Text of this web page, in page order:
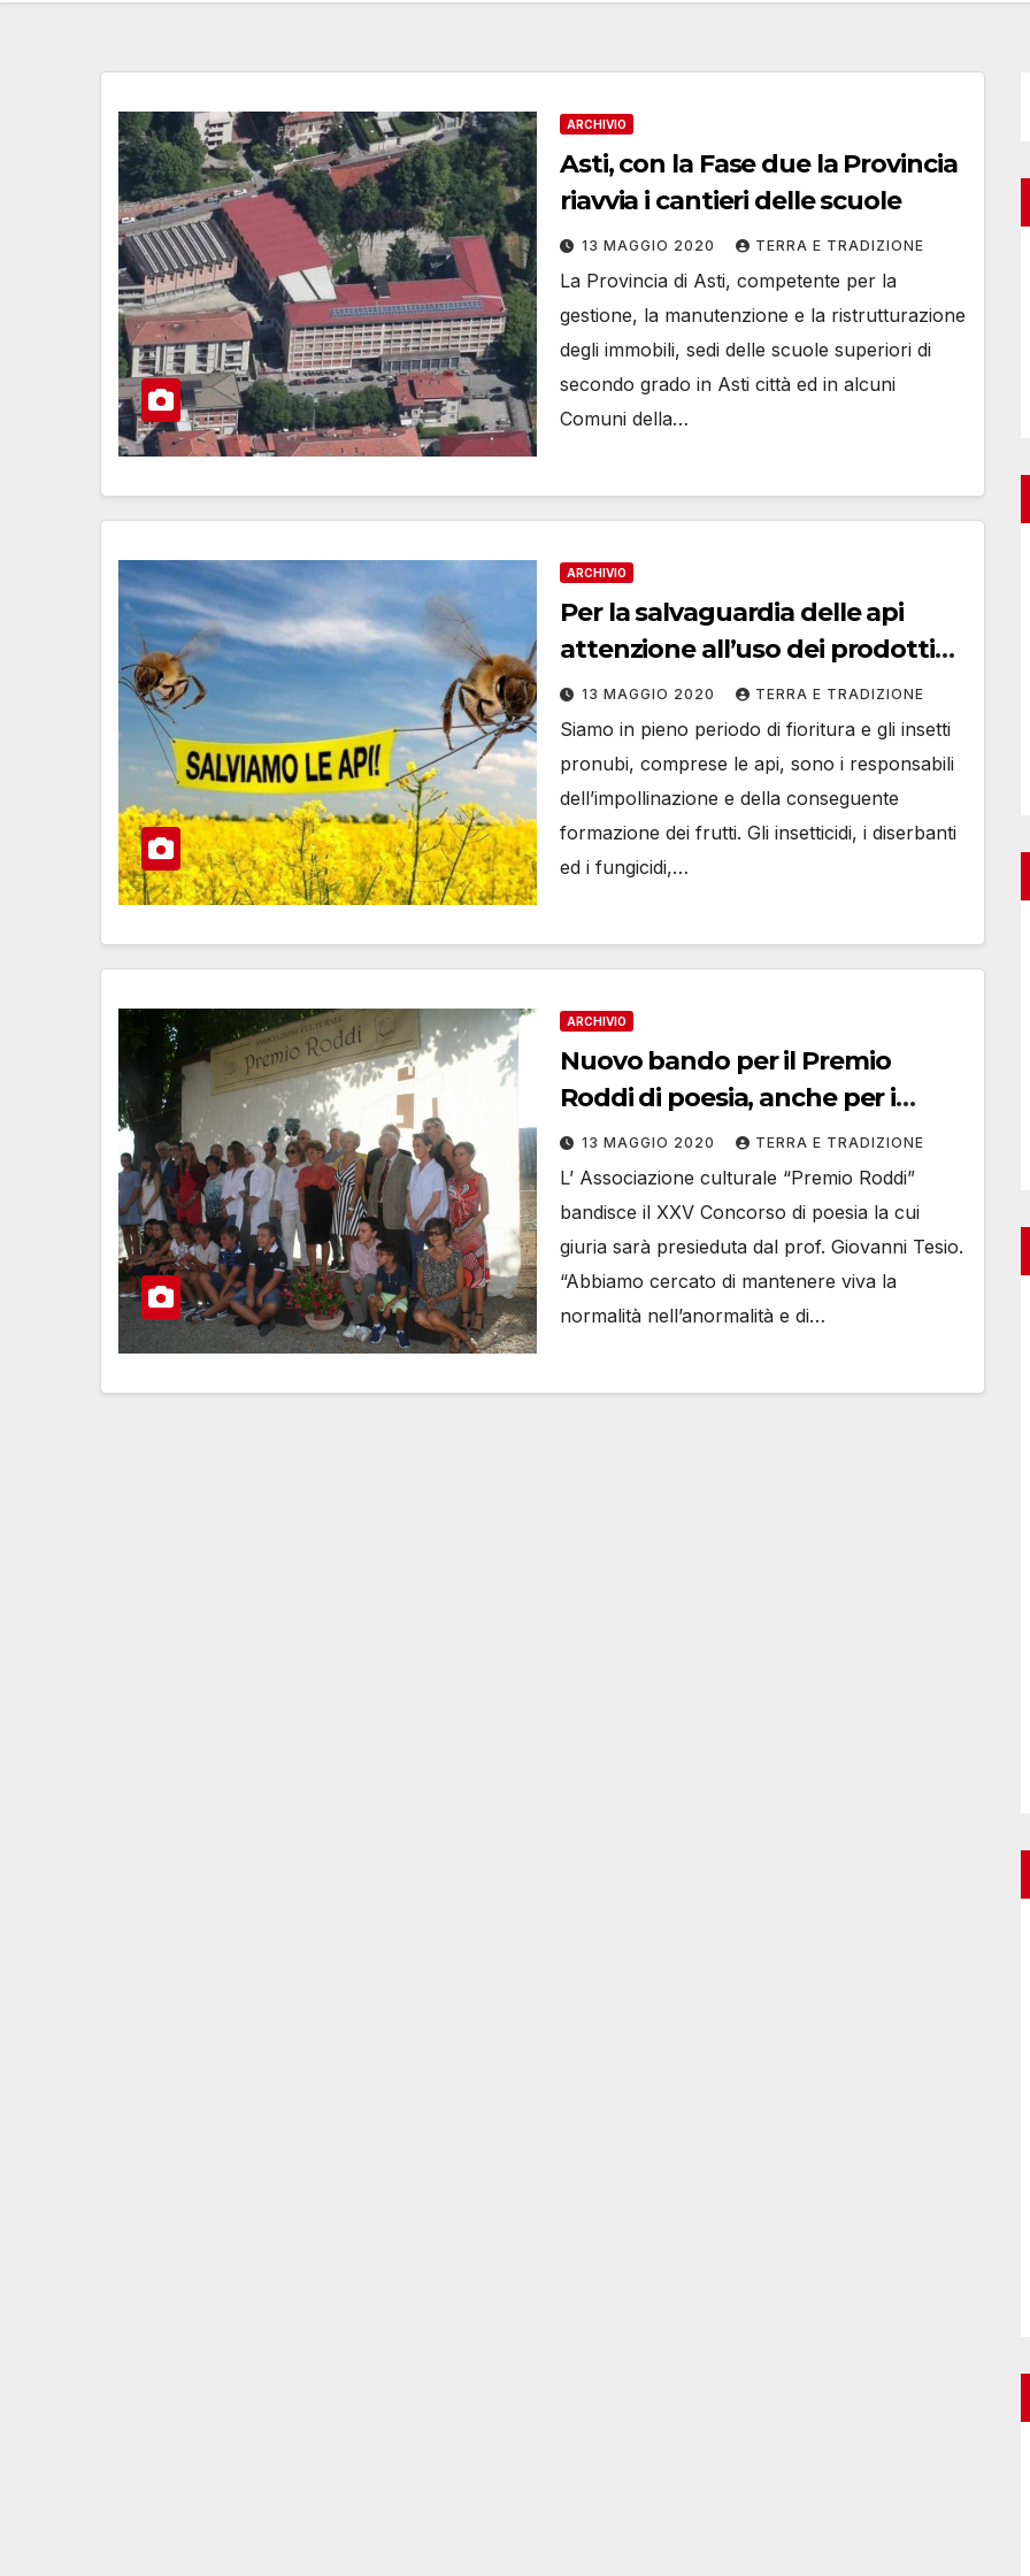
ARCHIVIO
Asti, con la Fase due la Provincia
riavvia i cantieri delle scuole
13 MAGGIO 2020 TERRA E TRADIZIONE
La Provincia di Asti, competente per la
gestione, la manutenzione e la ristrutturazione
degli immobili, sedi delle scuole superiori di
secondo grado in Asti città ed in alcuni
Comuni della…
ARCHIVIO
Per la salvaguardia delle api
attenzione all’uso dei prodotti
fitosanitari
13 MAGGIO 2020 TERRA E TRADIZIONE
Siamo in pieno periodo di fioritura e gli insetti
pronubi, comprese le api, sono i responsabili
dell’impollinazione e della conseguente
formazione dei frutti. Gli insetticidi, i diserbanti
ed i fungicidi,…
ARCHIVIO
Nuovo bando per il Premio
Roddi di poesia, anche per i
bambini della scuola d’Infanzia
13 MAGGIO 2020 TERRA E TRADIZIONE
L’ Associazione culturale “Premio Roddi”
bandisce il XXV Concorso di poesia la cui
giuria sarà presieduta dal prof. Giovanni Tesio.
“Abbiamo cercato di mantenere viva la
normalità nell’anormalità e di…